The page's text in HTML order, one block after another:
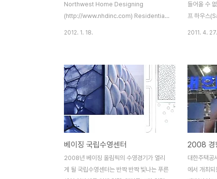
Northwest Home Designing
(http://www.nhdinc.com) Residential
Theodore Dial (http://www.dial-
institute.com) DesignHouse
(http://www.design-house.com)
Drummond Designs
(http://www.drummond-
designs.com) Farnsworth Technical
Services - houseplans.com
(http://www.houseplans.com)
2012. 1. 18.
들어올 수
프 하우스
위와 차단
단될 수 있
리트 구조
터는 야외
를 위한 스
모드에서
면서 벽이
이프 모드
때문에 뒷면
2011. 4. 27.
베이징 국립수영센터
2008년 베이징 올림픽의 수영경기가 열리
게 될 국립수영센터는 반짝 반짝 빛나는 푸른
대한주택
에서 개최